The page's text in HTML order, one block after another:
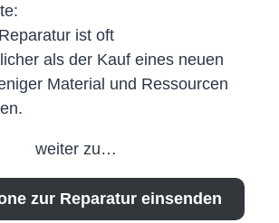
ist oft
als der Kauf eines neuen
Material und Ressourcen
weiter zu…
zur Reparatur einsenden